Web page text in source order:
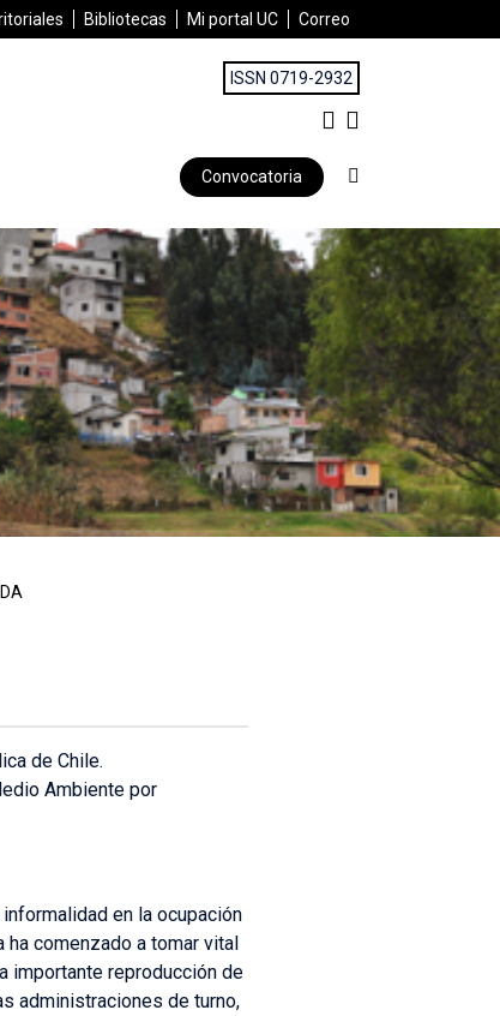
Bibliotecas Mi portal UC Correo
ISSN 0719-2932
Convocatoria
MONEDA
de Chile.
Ambiente por
en la ocupación
comenzado a tomar vital
importante reproducción de
administraciones de turno,